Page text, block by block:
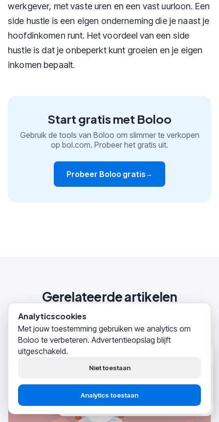
werkgever, met vaste uren en een vast uurloon. Een
side hustle is een eigen onderneming die je naast je
hoofdinkomen runt. Het voordeel van een side
hustle is dat je onbeperkt kunt groeien en je eigen
inkomen bepaalt.
Start gratis met Boloo
Gebruik de tools van Boloo om slimmer te verkopen
op bol.com. Probeer het gratis uit.
Probeer Boloo gratis→
Gerelateerde artikelen
bol.com-verkopers
Start gratis
Analyticscookies
Met jouw toestemming gebruiken we analytics om
Boloo te verbeteren. Advertentieopslag blijft
uitgeschakeld.
Niet toestaan
Analytics toestaan